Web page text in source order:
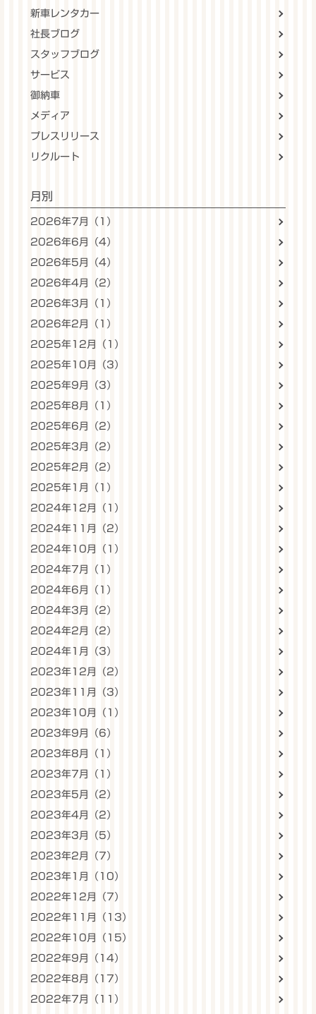
新車レンタカー
社長ブログ
スタッフブログ
サービス
御納車
メディア
プレスリリース
リクルート
月別
2026年7月（1）
2026年6月（4）
2026年5月（4）
2026年4月（2）
2026年3月（1）
2026年2月（1）
2025年12月（1）
2025年10月（3）
2025年9月（3）
2025年8月（1）
2025年6月（2）
2025年3月（2）
2025年2月（2）
2025年1月（1）
2024年12月（1）
2024年11月（2）
2024年10月（1）
2024年7月（1）
2024年6月（1）
2024年3月（2）
2024年2月（2）
2024年1月（3）
2023年12月（2）
2023年11月（3）
2023年10月（1）
2023年9月（6）
2023年8月（1）
2023年7月（1）
2023年5月（2）
2023年4月（2）
2023年3月（5）
2023年2月（7）
2023年1月（10）
2022年12月（7）
2022年11月（13）
2022年10月（15）
2022年9月（14）
2022年8月（17）
2022年7月（11）